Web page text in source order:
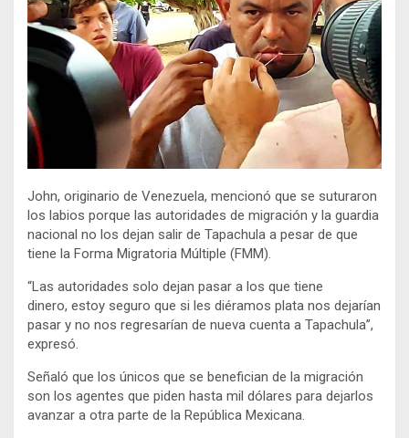
John, originario de Venezuela, mencionó que se suturaron
los labios porque las autoridades de migración y la guardia
nacional no los dejan salir de Tapachula a pesar de que
tiene la Forma Migratoria Múltiple (FMM).
“Las autoridades solo dejan pasar a los que tiene
dinero, estoy seguro que si les diéramos plata nos dejarían
pasar y no nos regresarían de nueva cuenta a Tapachula”,
expresó.
Señaló que los únicos que se benefician de la migración
son los agentes que piden hasta mil dólares para dejarlos
avanzar a otra parte de la República Mexicana.